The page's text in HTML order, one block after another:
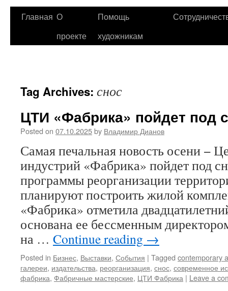
Главная О
проекте
Помощь
художникам
Tag Archives: снос
ЦТИ «Фабрика» пойдет под
Posted on 07.10.2025by Владимир Дианов
Самая печальная новость осени −
индустрий «Фабрика» пойдет под
программы реорганизации
планируют построить жилой
«Фабрика» отметила
основана ее бессменным
на … Continue reading →
Posted in Бизнес, Выставки, События | Tagged contemporary
галереи, издательства, реорганизация, снос, современное
фабрика, Фабричные мастерские, ЦТИ Фабрика | Leave a